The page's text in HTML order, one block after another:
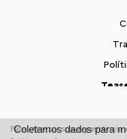
Para otimizar sua experiência
Coletamos dados para